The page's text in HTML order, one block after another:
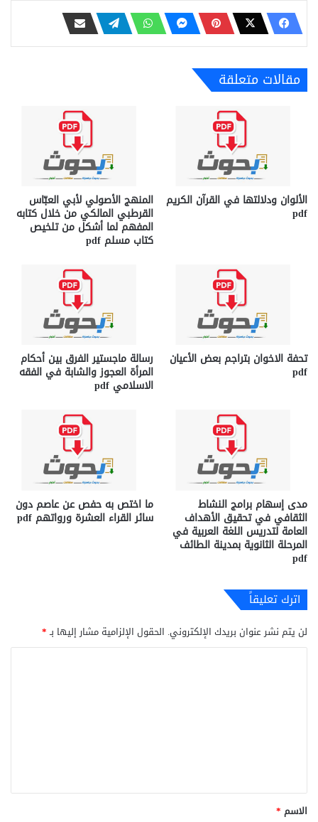
مقالات متعلقة
الألوان ودلالتها في القرآن الكريم
pdf
المنهج الأصولي لأبي العبّاس
القرطبي المالكي من خلال كتابه
المفهم لما أشكل من تلخيص
كتاب مسلم pdf
تحفة الاخوان بتراجم بعض الأعيان
pdf
رسالة ماجستير الفرق بين أحكام
المرأة العجوز والشابة في الفقه
الاسلامي pdf
مدى إسهام برامج النشاط
الثقافي في تحقيق الأهداف
العامة لتدريس اللغة العربية في
المرحلة الثانوية بمدينة الطائف
pdf
ما اختص به حفص عن عاصم دون
سائر القراء العشرة ورواتهم pdf
اترك تعليقاً
لن يتم نشر عنوان بريدك الإلكتروني. الحقول الإلزامية مشار إليها بـ*
*
الاسم *